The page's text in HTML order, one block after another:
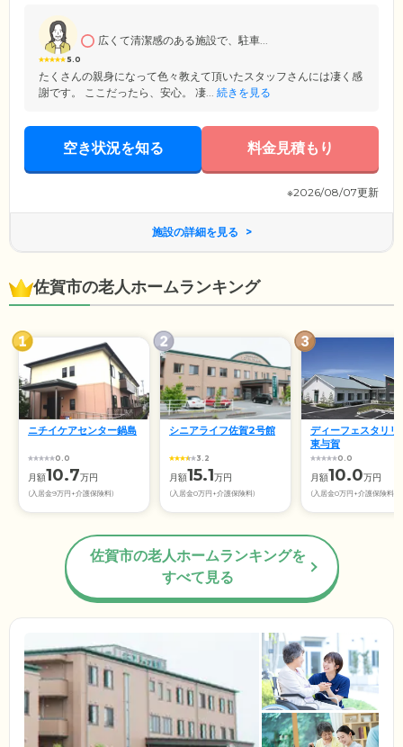
5.0
広くて清潔感のある施設で、駐車...
たくさんの親身になって色々教えて頂いたスタッフさんには凄く感
謝です。 ここだったら、安心。 凄... 続きを見る
空き状況を知る 料金見積もり
※2026/08/07更新
施設の詳細を見る
佐賀市の老人ホームランキング
ニチイケアセンター鍋島
0.0
月額10.7万円
(入居金9万円+介護保険料)
シニアライフ佐賀2号館
3.2
月額15.1万円
(入居金0万円+介護保険料)
ディーフェスタリリ
東与賀
0.0
月額10.0万円
(入居金0万円+介護保険料)
佐賀市の老人ホームランキングを
すべて見る